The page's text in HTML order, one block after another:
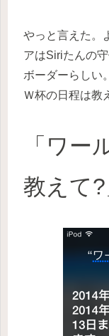
やっと言えた。
アはSiriたんの
ボーダーらしい。
Ｗ杯の日程は教
「ワー
教えて?